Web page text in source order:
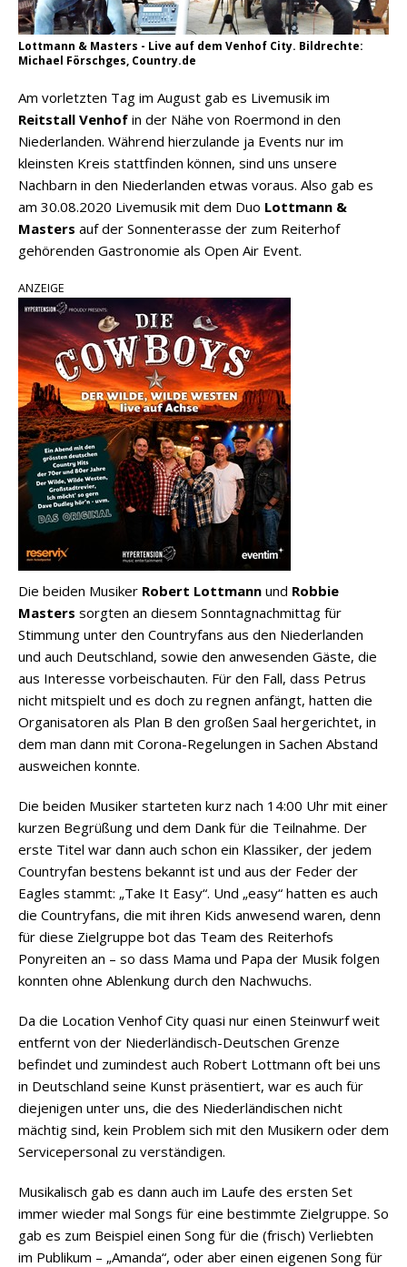
Lottmann & Masters - Live auf dem Venhof City. Bildrechte:
Michael Förschges, Country.de
Am vorletzten Tag im August gab es Livemusik im
Reitstall Venhof in der Nähe von Roermond in den
Niederlanden. Während hierzulande ja Events nur im
kleinsten Kreis stattfinden können, sind uns unsere
Nachbarn in den Niederlanden etwas voraus. Also gab es
am 30.08.2020 Livemusik mit dem Duo Lottmann &
Masters auf der Sonnenterasse der zum Reiterhof
gehörenden Gastronomie als Open Air Event.
ANZEIGE
Die beiden Musiker Robert Lottmann und Robbie
Masters sorgten an diesem Sonntagnachmittag für
Stimmung unter den Countryfans aus den Niederlanden
und auch Deutschland, sowie den anwesenden Gäste, die
aus Interesse vorbeischauten. Für den Fall, dass Petrus
nicht mitspielt und es doch zu regnen anfängt, hatten die
Organisatoren als Plan B den großen Saal hergerichtet, in
dem man dann mit Corona-Regelungen in Sachen Abstand
ausweichen konnte.
Die beiden Musiker starteten kurz nach 14:00 Uhr mit einer
kurzen Begrüßung und dem Dank für die Teilnahme. Der
erste Titel war dann auch schon ein Klassiker, der jedem
Countryfan bestens bekannt ist und aus der Feder der
Eagles stammt: „Take It Easy“. Und „easy“ hatten es auch
die Countryfans, die mit ihren Kids anwesend waren, denn
für diese Zielgruppe bot das Team des Reiterhofs
Ponyreiten an – so dass Mama und Papa der Musik folgen
konnten ohne Ablenkung durch den Nachwuchs.
Da die Location Venhof City quasi nur einen Steinwurf weit
entfernt von der Niederländisch-Deutschen Grenze
befindet und zumindest auch Robert Lottmann oft bei uns
in Deutschland seine Kunst präsentiert, war es auch für
diejenigen unter uns, die des Niederländischen nicht
mächtig sind, kein Problem sich mit den Musikern oder dem
Servicepersonal zu verständigen.
Musikalisch gab es dann auch im Laufe des ersten Set
immer wieder mal Songs für eine bestimmte Zielgruppe. So
gab es zum Beispiel einen Song für die (frisch) Verliebten
im Publikum – „Amanda“, oder aber einen eigenen Song für